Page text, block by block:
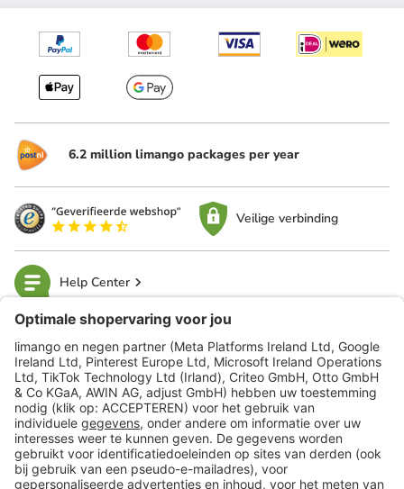
6.2 million limango packages per year
Veilige verbinding
Help Center
limango
Veilig winkelen
Klantenservice
Shop